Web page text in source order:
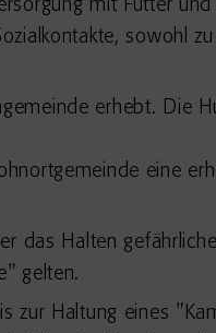
mit Futter
sowohl
erhebt. Die
eine
das Halten
gelten.
zur Haltung eines